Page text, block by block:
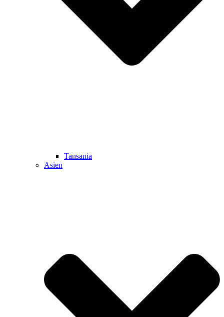
Tansania
Asien